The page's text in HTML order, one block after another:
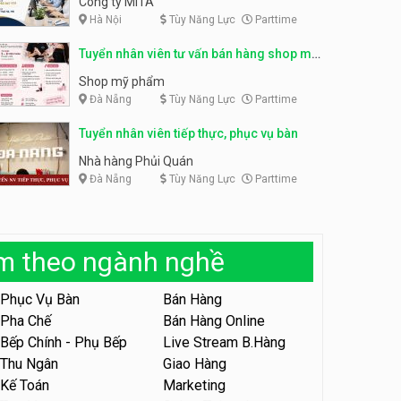
parttime
Tuyển nhân viên đóng gói
Shop online
Tuyển nhân viên phục vụ
động
Khu vui chơi May Town
Tuyển nhân viên tư vấn bán
Tuyển nhân viên bán hàng,
giữ xe parttime – Kibo Kid
KIBO KIDS
Tuyển nhân viên edit ảnh,
video parttime
Công ty
Hà Nội Tùy Năng Lực Parttime
Tuyển nhân viên tư vấn bán hàng shop mỹ
phẩm
Shop mỹ phẩm
Đà Nẵng Tùy Năng Lực Parttime
Tuyển nhân viên tiếp thực, phục vụ bàn
Nhà hàng Phủi Quán
Đà Nẵng Tùy Năng Lực Parttime
theo ngành nghề
Phục Vụ Bàn
Bán Hàng
Pha Chế
Bán Hàng Online
Bếp Chính - Phụ Bếp
Live Stream B.Hàng
Thu Ngân
Giao Hàng
Kế Toán
Marketing